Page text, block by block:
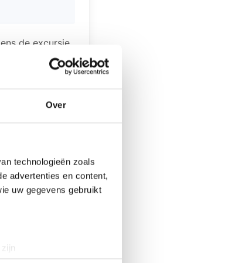
Over
technologieën zoals
advertenties en content,
uw gegevens gebruikt
de excursie
of